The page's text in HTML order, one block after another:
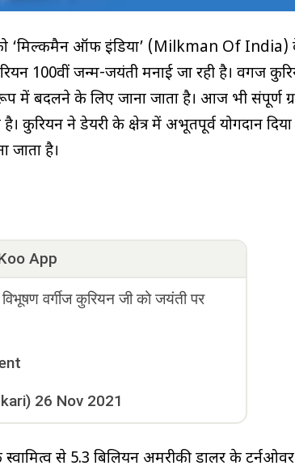
को ‘मिल्कमैन ऑफ इंडिया’ (Milkman Of India)
100वीं जन्म-जयंती मनाई जा रही है। वर्गीज
में बदलने के लिए जाना जाता है। आज भी संपूर्ण
कुरियन ने डेयरी के क्षेत्र में अभूतपूर्व योगदान दिया
जाता है।
App
वर्गीज कुरियन जी को जयंती पर
26 Nov 2021
से 5.3 बिलियन अमरीकी डालर के